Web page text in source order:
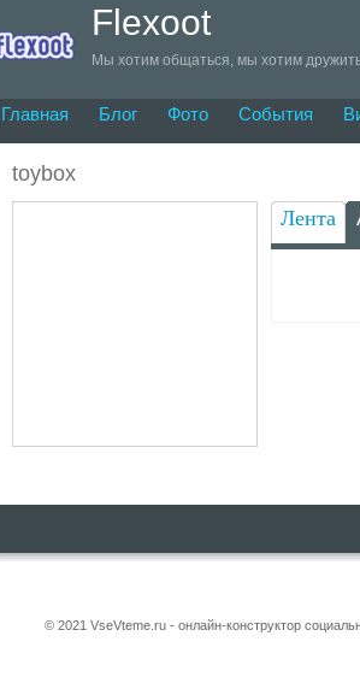
Flexoot
Мы хотим общаться, мы хотим
Главная Блог Фото События
toybox
Лента
© 2021 VseVteme.ru - онлайн-конструктор